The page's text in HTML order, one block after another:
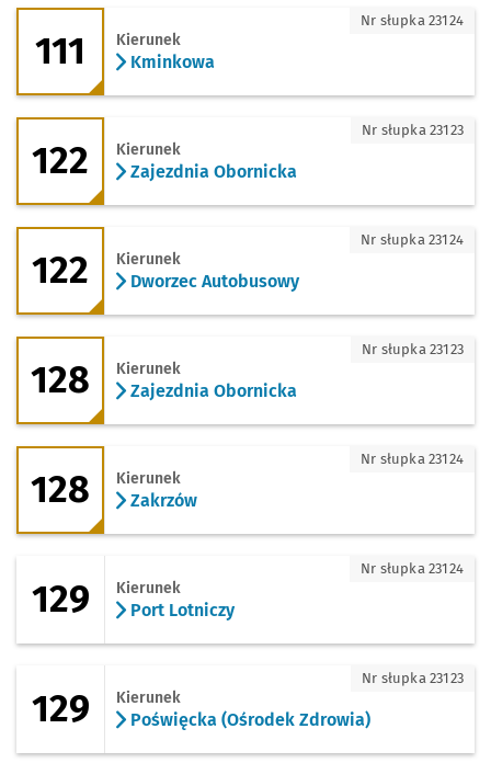
111 - kierunek Kminkowa
111 Kierunek
Kminkowa
Nr słupka 23124
122 - kierunek Zajezdnia Obornicka
122 Kierunek
Zajezdnia Obornicka
Nr słupka 23123
122 - kierunek Dworzec Autobusowy
122 Kierunek
Dworzec Autobusowy
Nr słupka 23124
128 - kierunek Zajezdnia Obornicka
128 Kierunek
Zajezdnia Obornicka
Nr słupka 23123
128 - kierunek Zakrzów
128 Kierunek
Zakrzów
Nr słupka 23124
129 Kierunek
Port Lotniczy
Nr słupka 23124
129 - kierunek Poświęcka (Ośrodek
129 Kierunek
Poświęcka (Ośrodek Zdrowia)
Nr słupka 23123